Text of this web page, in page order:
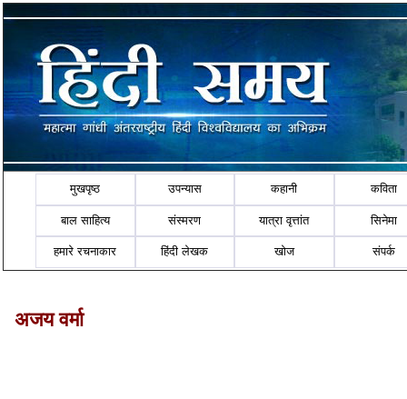
मुखपृष्ठ उपन्यास कहानी कविता
बाल साहित्य संस्मरण यात्रा वृत्तांत सिनेमा
हमारे रचनाकार हिंदी लेखक खोज संपर्क
अजय वर्मा